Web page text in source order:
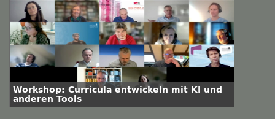
Workshop: Curricula entwickeln mit KI und
anderen Tools